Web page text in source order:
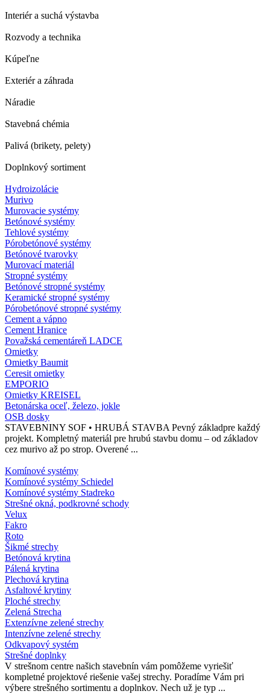
Interiér a suchá výstavba
Rozvody a technika
Kúpeľne
Exteriér a záhrada
Náradie
Stavebná chémia
Palivá (brikety, pelety)
Doplnkový sortiment
Hydroizolácie
Murivo
Murovacie systémy
Betónové systémy
Tehlové systémy
Pórobetónové systémy
Betónové tvarovky
Murovací materiál
Stropné systémy
Betónové stropné systémy
Keramické stropné systémy
Pórobetónové stropné systémy
Cement a vápno
Cement Hranice
Považská cementáreň LADCE
Omietky
Omietky Baumit
Ceresit omietky
EMPORIO
Omietky KREISEL
Betonárska oceľ, železo, jokle
OSB dosky
STAVEBNINY SOF • HRUBÁ STAVBA Pevný základpre každý
projekt. Kompletný materiál pre hrubú stavbu domu – od základov
cez murivo až po strop. Overené ...
Komínové systémy
Komínové systémy Schiedel
Komínové systémy Stadreko
Strešné okná, podkrovné schody
Velux
Fakro
Roto
Šikmé strechy
Betónová krytina
Pálená krytina
Plechová krytina
Asfaltové krytiny
Ploché strechy
Zelená Strecha
Extenzívne zelené strechy
Intenzívne zelené strechy
Odkvapový systém
Strešné doplnky
V strešnom centre našich stavebnín vám pomôžeme vyriešiť
kompletné projektové riešenie vašej strechy. Poradíme Vám pri
výbere strešného sortimentu a doplnkov. Nech už je typ ...